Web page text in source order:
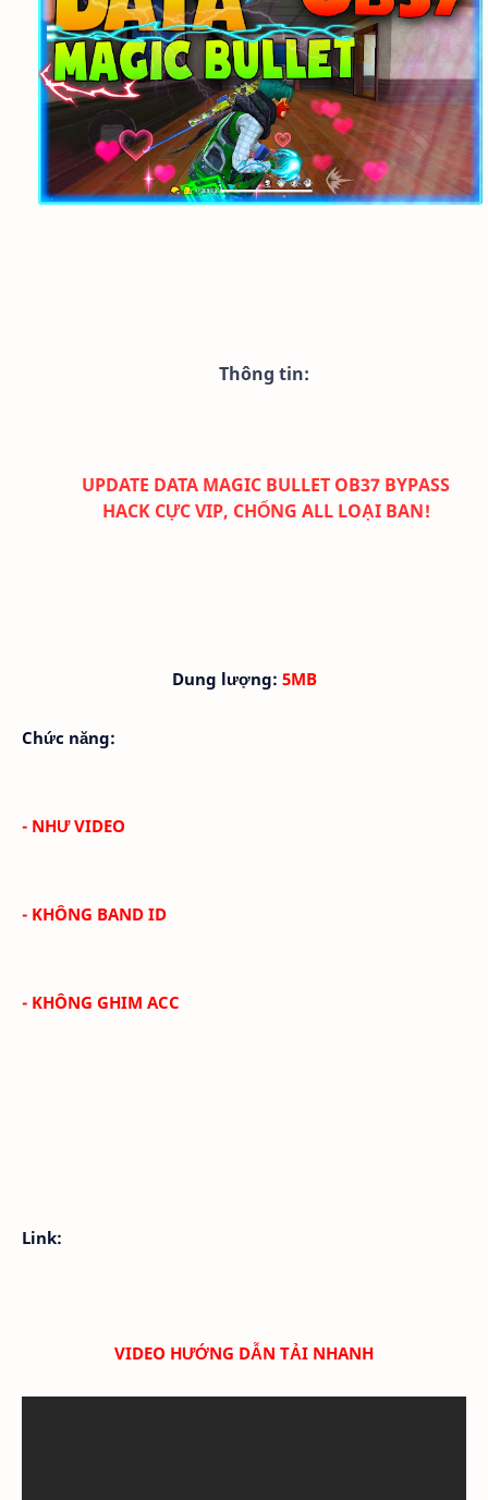
Thông tin:
UPDATE DATA MAGIC BULLET OB37 BYPASS
HACK CỰC VIP, CHỐNG ALL LOẠI BAN!
Dung lượng: 5MB
Chức năng:
- NHƯ VIDEO
- KHÔNG BAND ID
- KHÔNG GHIM ACC
Link:
VIDEO HƯỚNG DẪN TẢI NHANH